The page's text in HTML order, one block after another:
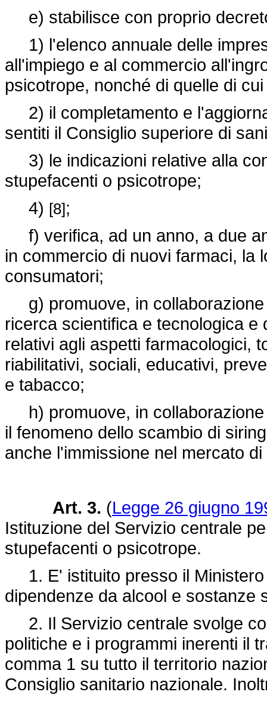
e) stabilisce con proprio
1) l'elenco annuale delle
all'impiego e al commercio
psicotrope, nonché di quelle di
2) il completamento e
sentiti il Consiglio superiore di
3) le indicazioni relative alla
stupefacenti o psicotrope;
4) [8];
f) verifica, ad un anno, a due
in commercio di nuovi farmaci, la
consumatori;
g) promuove, in collaborazione
ricerca scientifica e tecnologica
relativi agli aspetti farmacologici,
riabilitativi, sociali, educativi,
e tabacco;
h) promuove, in collaborazione
il fenomeno dello scambio di
anche l'immissione nel mercato
Art. 3. (Legge 26 giugno
Istituzione del Servizio centrale
stupefacenti o psicotrope.
1. E' istituito presso il Ministero
dipendenze da alcool e sostanze
2. Il Servizio centrale svolge
politiche e i programmi inerenti il
comma 1 su tutto il territorio
Consiglio sanitario nazionale.